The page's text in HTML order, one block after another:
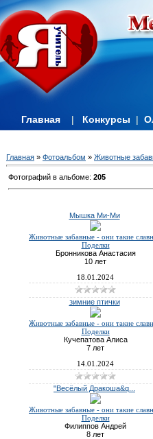
Главная | Конкурсы |
Главная » Фотоальбом » Животные
Фотографий в альбоме: 205
Мышка Ми-Ми
Животные забавные - они такие
Поделки
Бронникова Анастасия
10 лет
18.01.2024
зимние птички
Животные забавные - они такие
Поделки
Кучепатова Алиса
7 лет
14.01.2024
"Весёлый Дракоша&q...
Животные забавные - они такие
Поделки
Филиппов Андрей
8 лет